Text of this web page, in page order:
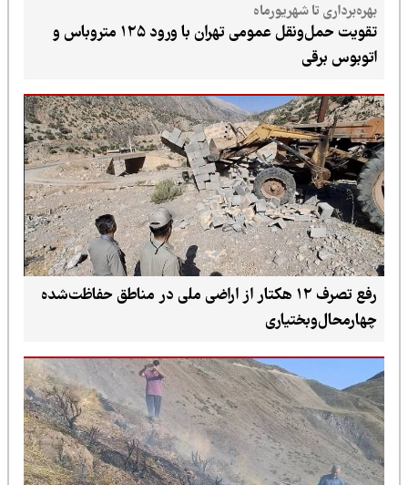
بهره‌برداری تا شهریورماه
تقویت حمل‌ونقل عمومی تهران با ورود ۱۲۵ متروباس و
اتوبوس برقی
رفع تصرف ۱۲ هکتار از اراضی ملی در مناطق حفاظت‌شده
چهارمحال‌وبختیاری